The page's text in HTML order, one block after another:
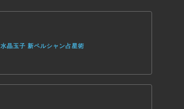
水晶玉子 新ペルシャン占星術